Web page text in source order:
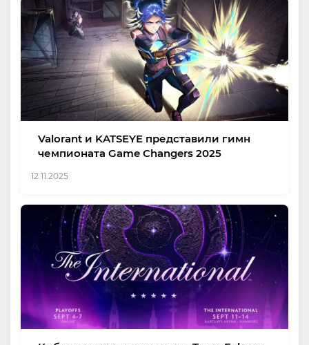
Valorant и KATSEYE представили гимн
чемпионата Game Changers 2025
12.11.2025